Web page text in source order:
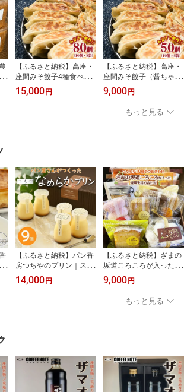
【ふるさと納税】高座・
座間みそ餃子4種食べ比
べ2倍セット 80個入り
（10個×8袋）｜ぎょうざ
15,000円
【ふるさと納税】高座・
座間みそ餃子（醤ちゃ
ん）50個(10個×5袋)｜
ぎょうざ ギョウザ 味噌
おつまみ おかず 惣菜 簡
単調理 中華 グルメ お取
9,000円
もっと見る
【ふるさと納税】パン香
房つちやのプリン｜スイ
ーツ ケーキ デザート 菓
子 お菓子 洋菓子
14,000円
【ふるさと納税】ざまの
坂道ころころが入った 焼
菓子 詰め合わせ（10ケ
入）｜クッキー 焼きドー
ナツ特産品 洋菓子 お菓
子 スイーツ ※離島への
9,000円
もっと見る